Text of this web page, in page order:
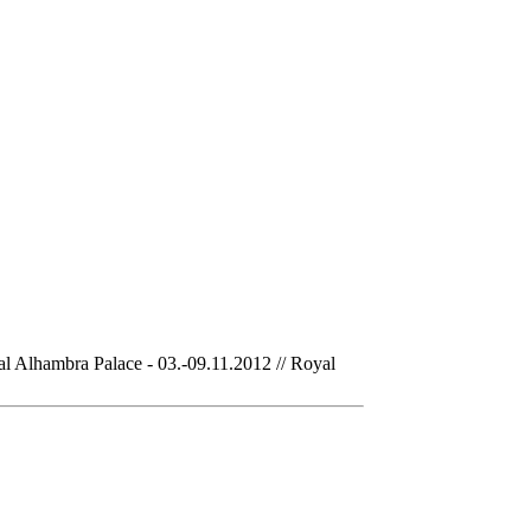
Palace - 03.-09.11.2012 // Royal